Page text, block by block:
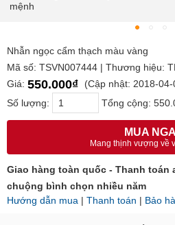
mệnh
Nhẫn ngọc cẩm thạch màu vàng
Mã số: TSVN007444 | Thương hiệu:
Giá: 550.000₫
(Cập nhật: 2018-04-
Số lượng:
Tổng cộng:
MUA
Mang thịnh vượng về
Giao hàng toàn quốc - Thanh toán
chuộng bình chọn nhiều năm
Hướng dẫn mua | Thanh toán | Bảo